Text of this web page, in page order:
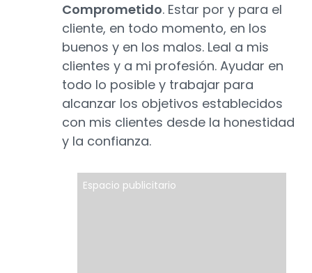
Comprometido. Estar por y para el
cliente, en todo momento, en los
buenos y en los malos. Leal a mis
clientes y a mi profesión. Ayudar en
todo lo posible y trabajar para
alcanzar los objetivos establecidos
con mis clientes desde la honestidad
y la confianza.
Espacio publicitario